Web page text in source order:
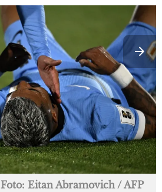
Foto: Eitan Abramovich / AFP